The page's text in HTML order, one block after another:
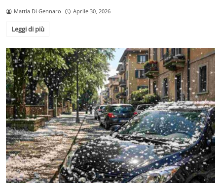
Mattia Di Gennaro Aprile 30, 2026
Leggi di più